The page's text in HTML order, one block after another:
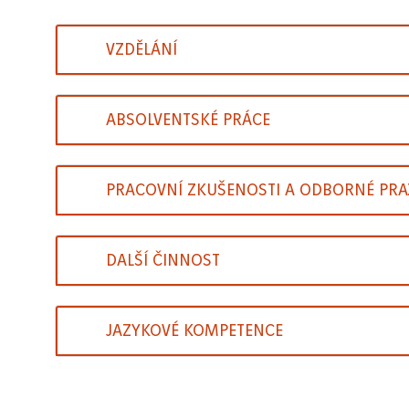
VZDĚLÁNÍ
ABSOLVENTSKÉ PRÁCE
PRACOVNÍ ZKUŠENOSTI A ODBORNÉ
DALŠÍ ČINNOST
JAZYKOVÉ KOMPETENCE